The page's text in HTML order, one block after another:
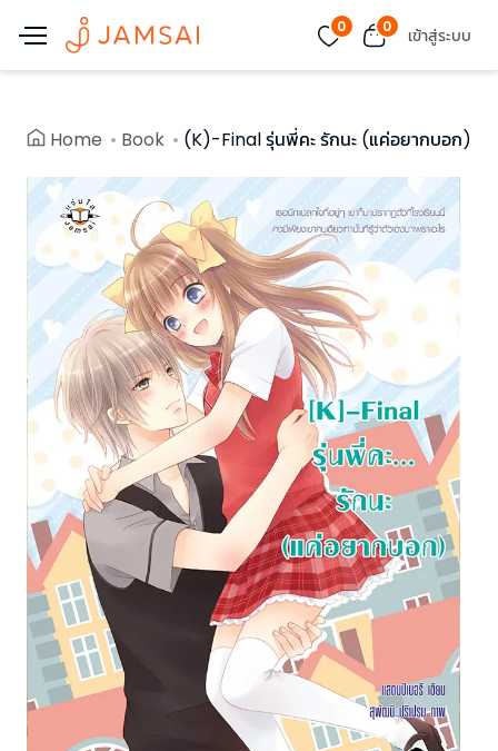
0 0 เข้าสู่ระบบ
Home Book (K)-Final รุ่นพี่คะ รักนะ (แค่อยากบอก)